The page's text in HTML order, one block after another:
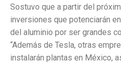
Sostuvo que a partir del
inversiones que potenciarán
del aluminio por ser grandes
“Además de Tesla, otras
instalarán plantas en México,